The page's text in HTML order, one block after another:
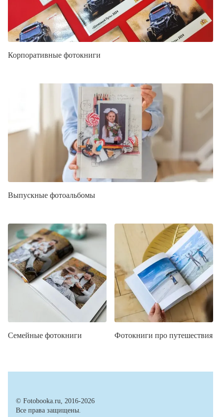
Корпоративные фотокниги
Выпускные фотоальбомы
Семейные фотокниги Фотокниги про путешествия
© Fotobooka.ru, 2016-2026
Все права защищены.